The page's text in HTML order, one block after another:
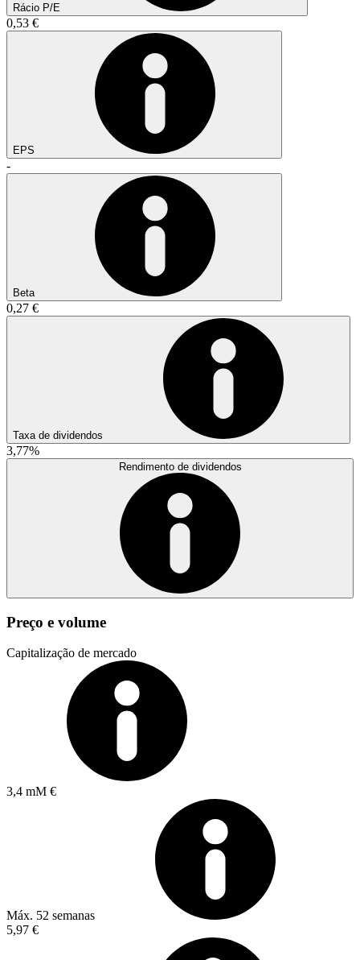
Rácio P/E
0,53 €
EPS
-
Beta
0,27 €
Taxa de dividendos
3,77%
Rendimento de dividendos
Preço e volume
Capitalização de mercado
3,4 mM €
Máx. 52 semanas
5,97 €